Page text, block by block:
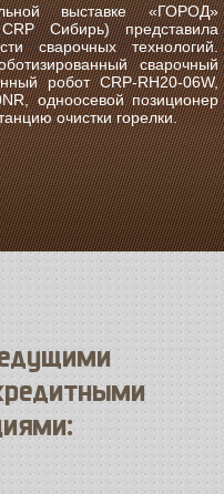
выставке «ГОРОД»
Сибирь) представила
сварочных технологий.
сварочный
робот CRP-RH20-06W,
одноосевой позиционер
очистки горелки.